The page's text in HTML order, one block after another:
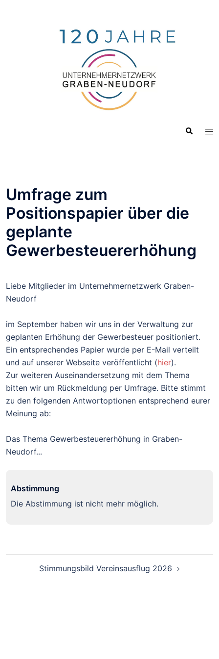
Suche
Umfrage zum
Positionspapier über die
geplante
Gewerbesteuererhöhung
Liebe Mitglieder im Unternehmernetzwerk Graben-
Neudorf
im September haben wir uns in der Verwaltung zur
geplanten Erhöhung der Gewerbesteuer positioniert.
Ein entsprechendes Papier wurde per E-Mail verteilt
und auf unserer Webseite veröffentlicht (hier).
Zur weiteren Auseinandersetzung mit dem Thema
bitten wir um Rückmeldung per Umfrage. Bitte stimmt
zu den folgenden Antwortoptionen entsprechend eurer
Meinung ab:
Das Thema Gewerbesteuererhöhung in Graben-
Neudorf...
Abstimmung
Die Abstimmung ist nicht mehr möglich.
Stimmungsbild Vereinsausflug 2026